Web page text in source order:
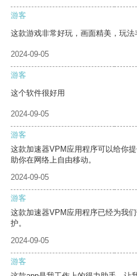
游客
这款游戏非常好玩，画面精美，玩法
2024-09-05
游客
这个软件很好用
2024-09-05
游客
这款加速器VPM应用程序可以给你
助你在网络上自由移动。
2024-09-05
游客
这款加速器VPM应用程序已经为我
护。
2024-09-05
游客